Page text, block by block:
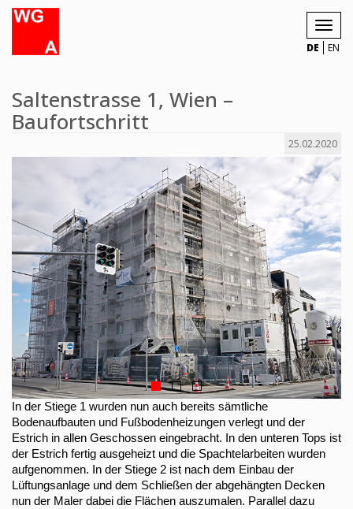
DE EN
Saltenstrasse 1, Wien –
Baufortschritt
25.02.2020
In der Stiege 1 wurden nun auch bereits sämtliche
Bodenaufbauten und Fußbodenheizungen verlegt und der
Estrich in allen Geschossen eingebracht. In den unteren Tops ist
der Estrich fertig ausgeheizt und die Spachtelarbeiten wurden
aufgenommen. In der Stiege 2 ist nach dem Einbau der
Lüftungsanlage und dem Schließen der abgehängten Decken
nun der Maler dabei die Flächen auszumalen. Parallel dazu